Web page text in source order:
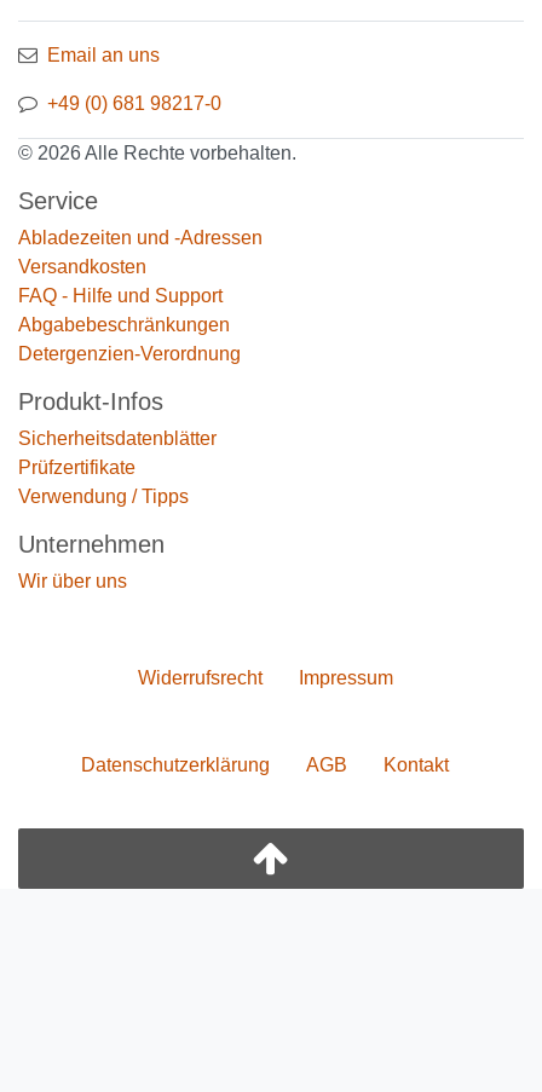
Email an uns
+49 (0) 681 98217-0
© 2026 Alle Rechte vorbehalten.
Service
Abladezeiten und -Adressen
Versandkosten
FAQ - Hilfe und Support
Abgabebeschränkungen
Detergenzien-Verordnung
Produkt-Infos
Sicherheitsdatenblätter
Prüfzertifikate
Verwendung / Tipps
Unternehmen
Wir über uns
Widerrufs­recht Impressum
Daten­schutz­erklärung AGB Kontakt